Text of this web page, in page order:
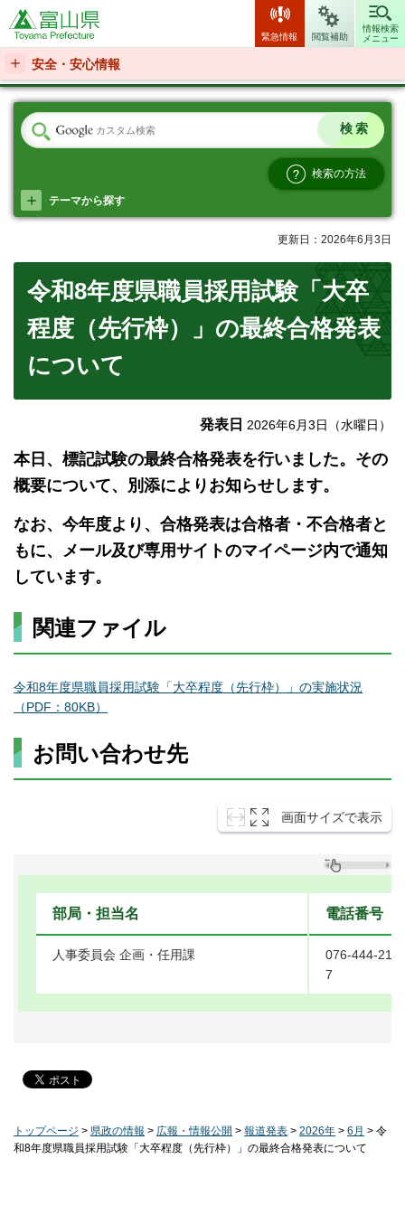
富山県
緊急情報 閲覧補助
情報検索
メニュー
安全・安心情報
検索の方法
テーマから探す
更新日：2026年6月3日
令和8年度県職員採用試験「大卒
程度（先行枠）」の最終合格発表
について
発表日 2026年6月3日（水曜日）
本日、標記試験の最終合格発表を行いました。その
概要について、別添によりお知らせします。
なお、今年度より、合格発表は合格者・不合格者と
もに、メール及び専用サイトのマイページ内で通知
しています。
関連ファイル
令和8年度県職員採用試験「大卒程度（先行枠）」の実施状況
（PDF：80KB）
お問い合わせ先
画面サイズで表示
部局・担当名 電話番号
人事委員会 企画・任用課
076-444-
7
トップページ > 県政の情報 > 広報・情報公開 > 報道発表 > 2026年 > 6月 > 令
和8年度県職員採用試験「大卒程度（先行枠）」の最終合格発表について